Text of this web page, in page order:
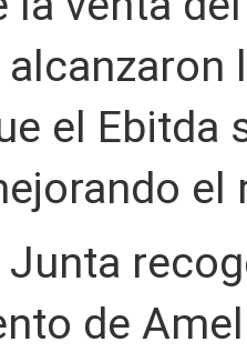
el Ebitda
el
de